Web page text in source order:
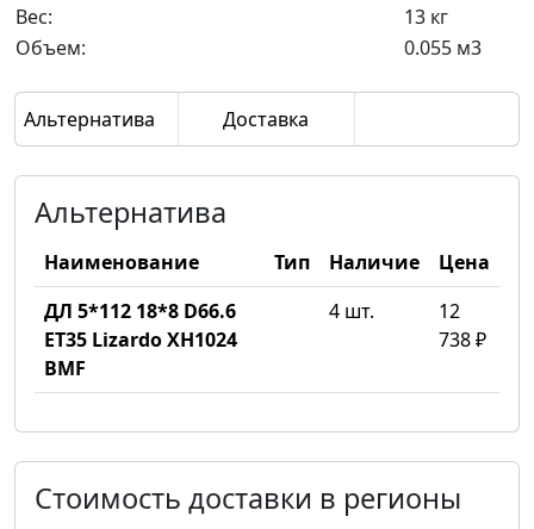
Вес:
13 кг
Объем:
0.055 м3
Альтернатива Доставка
Альтернатива
Наименование Тип Наличие
Цена
ДЛ 5*112 18*8 D66.6
ET35 Lizardo XH1024
BMF
4 шт.
12
738 ₽
Стоимость доставки в регионы